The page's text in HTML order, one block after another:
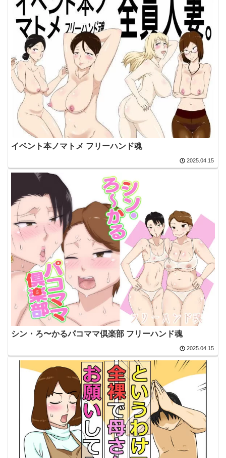
イベント本ノマトメ フリーハンド魂
2025.04.15
シン・ろ〜かるパコママ倶楽部 フリーハンド魂
2025.04.15